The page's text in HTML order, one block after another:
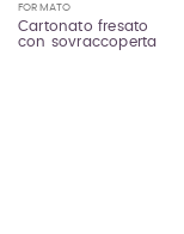
FORMATO
Cartonato fresato
con sovraccoperta